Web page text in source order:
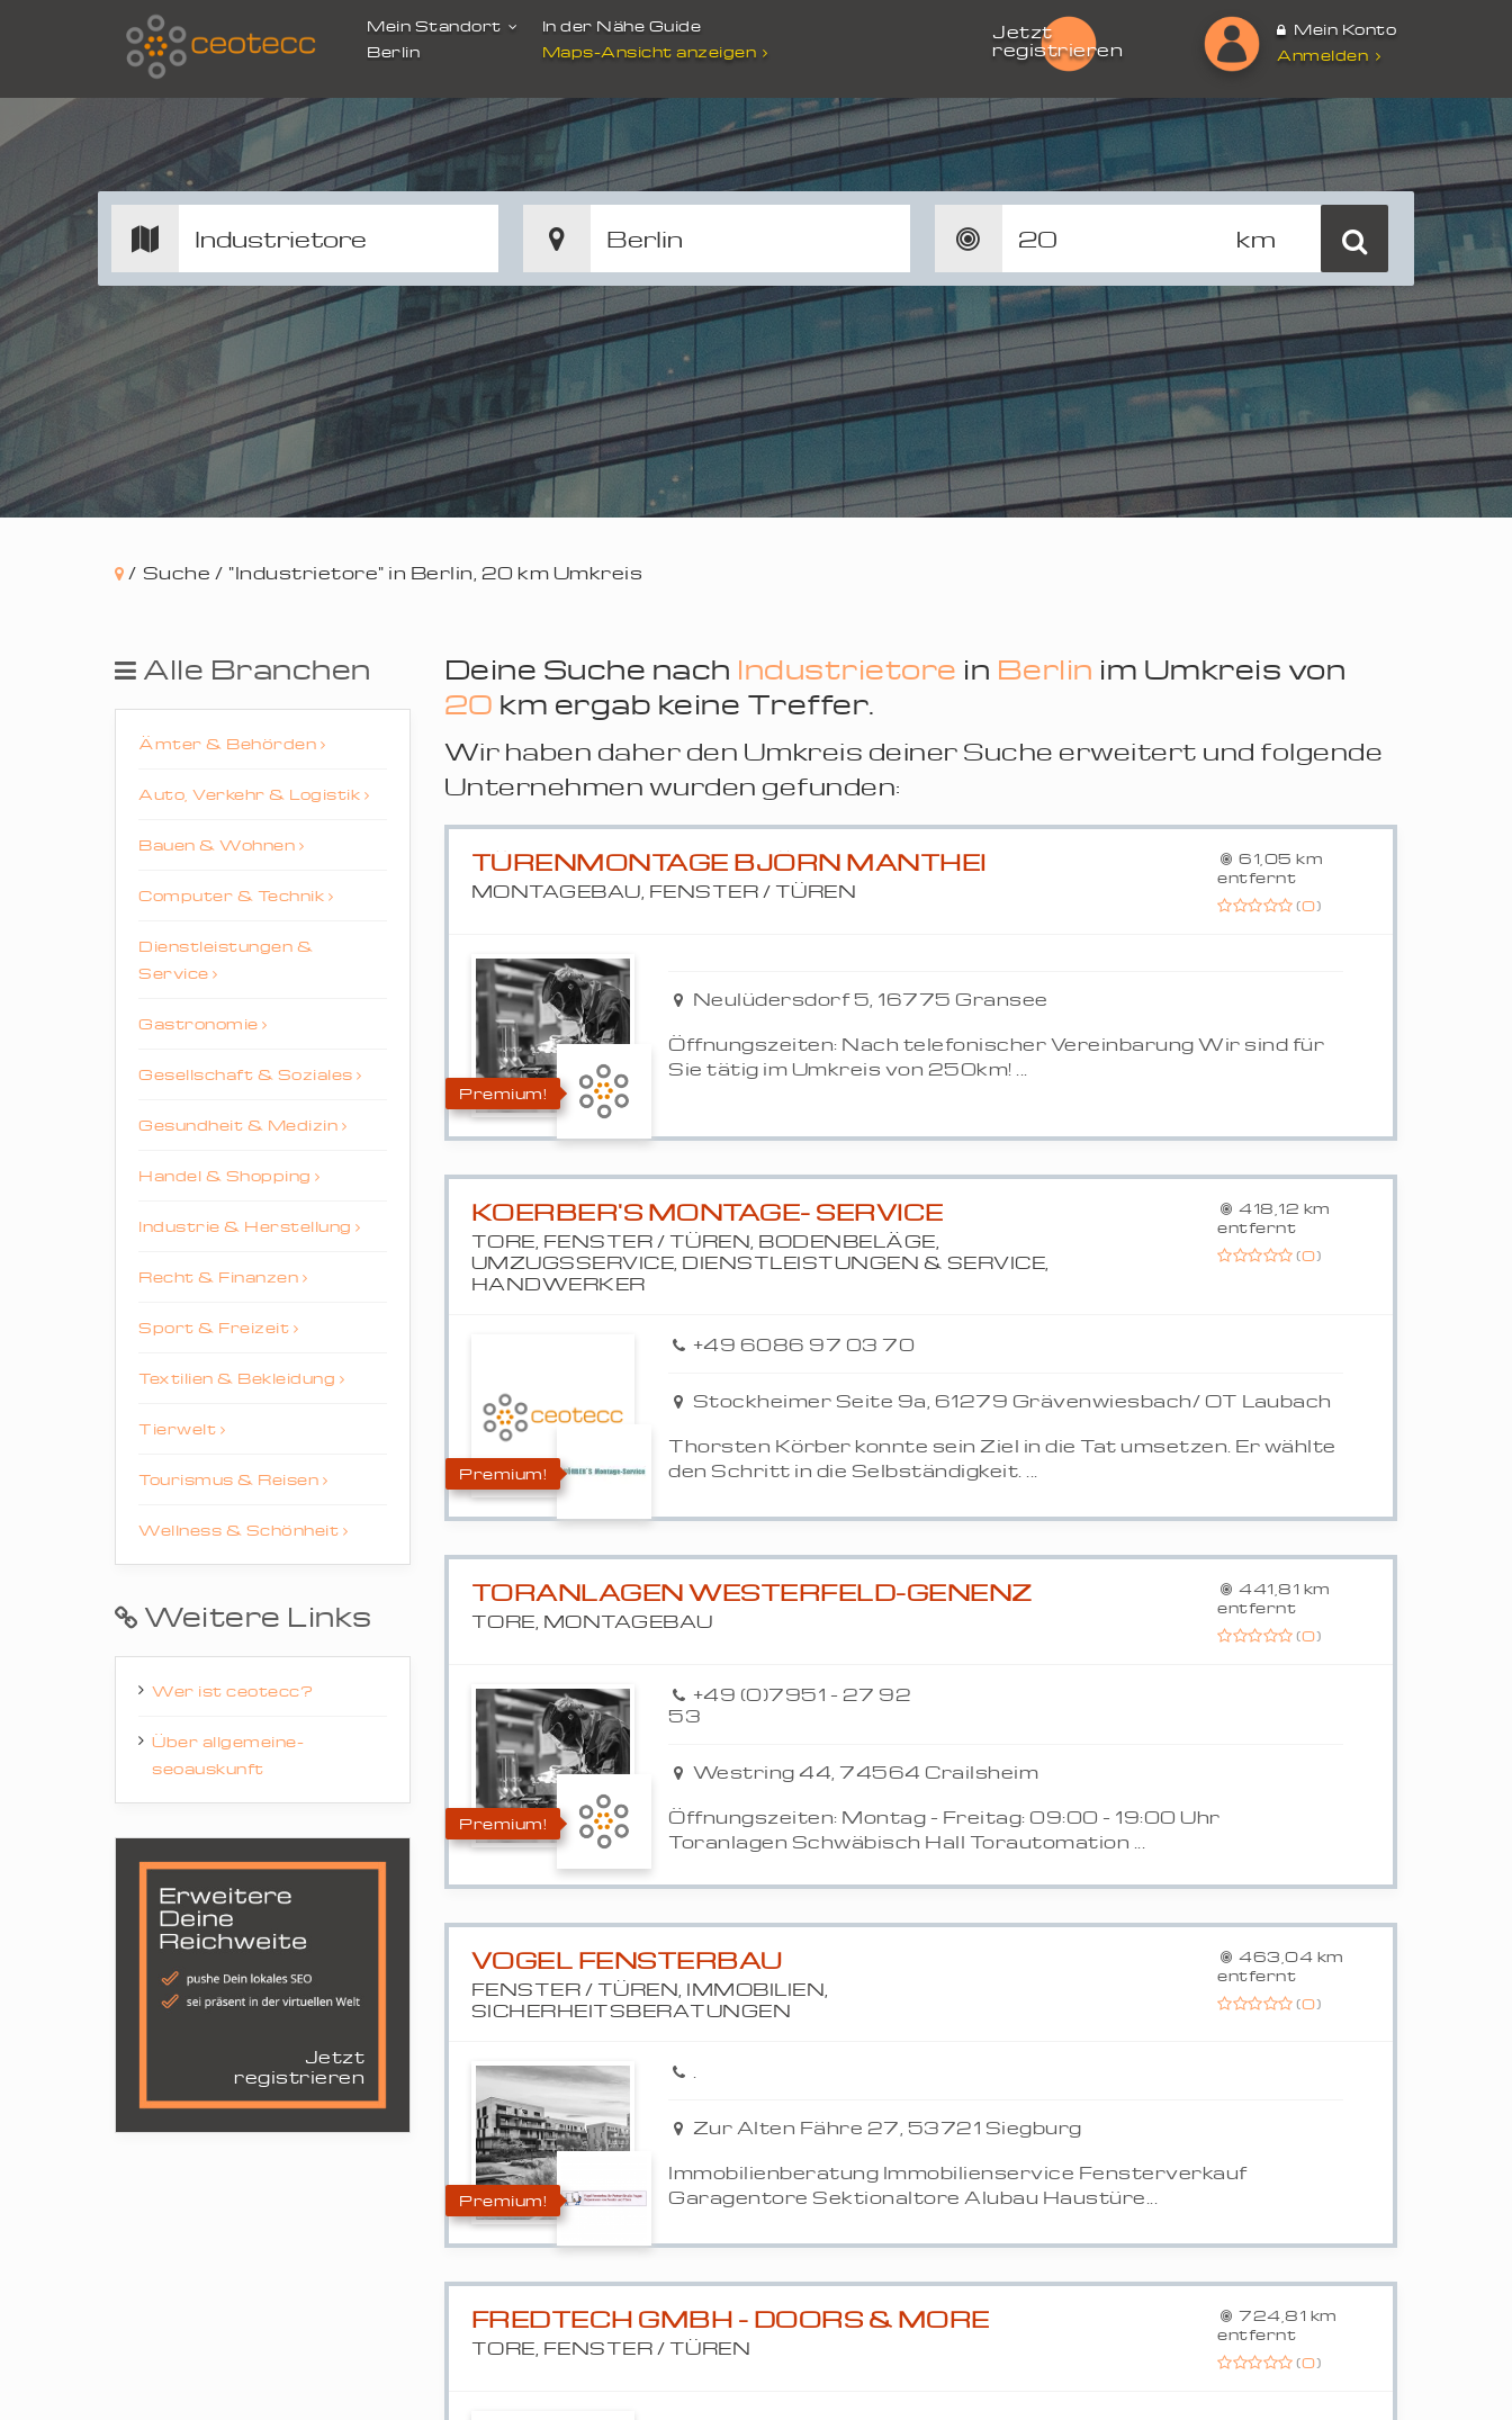
Mein Standort
Berlin
In der Nähe Guide
Maps-Ansicht anzeigen
Jetzt
registrieren
Mein Konto
Anmelden
/ Suche / "Industrietore" in Berlin, 20 km Umkreis
Alle Branchen
Ämter & Behörden
Auto, Verkehr & Logistik
Bauen & Wohnen
Computer & Technik
Dienstleistungen &
Service
Gastronomie
Gesellschaft & Soziales
Gesundheit & Medizin
Handel & Shopping
Industrie & Herstellung
Recht & Finanzen
Sport & Freizeit
Textilien & Bekleidung
Tierwelt
Tourismus & Reisen
Wellness & Schönheit
Weitere Links
Wer ist ceotecc?
Über allgemeine-
seoauskunft
Jetzt
registrieren
Deine Suche nach Industrietore in Berlin im Umkreis von
20 km ergab keine Treffer.
Wir haben daher den Umkreis deiner Suche erweitert und folgende
Unternehmen wurden gefunden:
TÜRENMONTAGE BJÖRN MANTHEI
MONTAGEBAU, FENSTER / TÜREN
61,05 km
entfernt
(0)
Premium!
Neulüdersdorf 5, 16775 Gransee
Öffnungszeiten: Nach telefonischer Vereinbarung Wir sind für
Sie tätig im Umkreis von 250km! ...
KOERBER'S MONTAGE- SERVICE
TORE, FENSTER / TÜREN, BODENBELÄGE,
UMZUGSSERVICE, DIENSTLEISTUNGEN & SERVICE,
HANDWERKER
418,12 km
entfernt
(0)
Premium!
+49 6086 97 03 70
Stockheimer Seite 9a, 61279 Grävenwiesbach/ OT Laubach
Thorsten Körber konnte sein Ziel in die Tat umsetzen. Er wählte
den Schritt in die Selbständigkeit. ...
TORANLAGEN WESTERFELD-GENENZ
TORE, MONTAGEBAU
441,81 km
entfernt
(0)
Premium!
+49 (0)7951 - 27 92
53
Westring 44, 74564 Crailsheim
Öffnungszeiten: Montag - Freitag: 09:00 - 19:00 Uhr
Toranlagen Schwäbisch Hall Torautomation ...
VOGEL FENSTERBAU
FENSTER / TÜREN, IMMOBILIEN,
SICHERHEITSBERATUNGEN
463,04 km
entfernt
(0)
Premium!
.
Zur Alten Fähre 27, 53721 Siegburg
Immobilienberatung Immobilienservice Fensterverkauf
Garagentore Sektionaltore Alubau Haustüre...
FREDTECH GMBH - DOORS & MORE
TORE, FENSTER / TÜREN
724,81 km
entfernt
(0)